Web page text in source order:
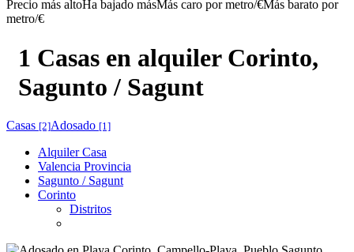
Precio más altoHa bajado másMás caro por metro/€Más barato por
metro/€
1 Casas en alquiler Corinto,
Sagunto / Sagunt
Casas [2]Adosado [1]
Alquiler Casa
Valencia Provincia
Sagunto / Sagunt
Corinto
Distritos